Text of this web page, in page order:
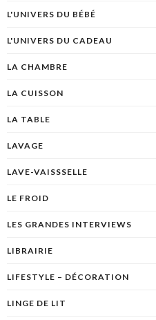
L'UNIVERS DU BÉBÉ
L'UNIVERS DU CADEAU
LA CHAMBRE
LA CUISSON
LA TABLE
LAVAGE
LAVE-VAISSSELLE
LE FROID
LES GRANDES INTERVIEWS
LIBRAIRIE
LIFESTYLE – DÉCORATION
LINGE DE LIT